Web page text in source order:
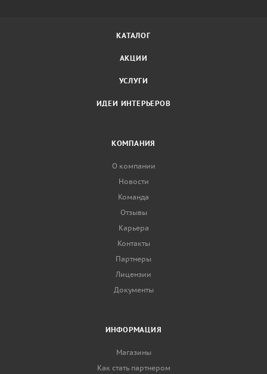
КАТАЛОГ
АКЦИИ
УСЛУГИ
ИДЕИ ИНТЕРЬЕРОВ
КОМПАНИЯ
О компании
Новости
Команда
Отзывы
Карьера
Контакты
Партнеры
Лицензии
Документы
ИНФОРМАЦИЯ
Магазины
Как стать партнером